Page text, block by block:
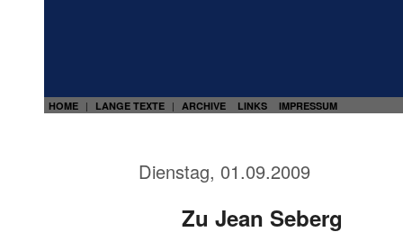
HOME | LANGE TEXTE | ARCHIVE LINKS IMPRESSUM
Dienstag, 01.09.2009
Zu Jean Seberg